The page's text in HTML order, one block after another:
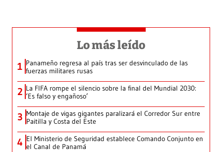
Lo más leído
1 Panameño regresa al país tras ser desvinculado de las
fuerzas militares rusas
2 La FIFA rompe el silencio sobre la final del Mundial 2030:
‘Es falso y engañoso’
3 Montaje de vigas gigantes paralizará el Corredor Sur entre
Paitilla y Costa del Este
4 El Ministerio de Seguridad establece Comando Conjunto en
el Canal de Panamá